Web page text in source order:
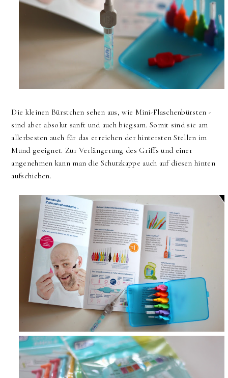
Die kleinen Bürstchen sehen aus, wie Mini-Flaschenbürsten -
sind aber absolut sanft und auch biegsam. Somit sind sie am
allerbesten auch für das erreichen der hintersten Stellen im
Mund geeignet. Zur Verlängerung des Griffs und einer
angenehmen kann man die Schutzkappe auch auf diesen hinten
aufschieben.